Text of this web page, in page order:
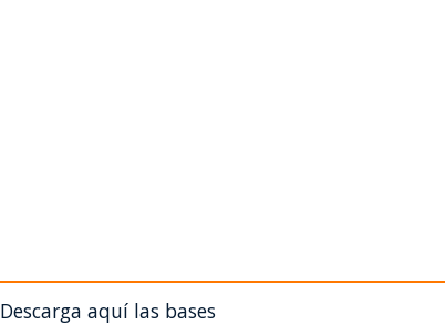
Descarga aquí las bases